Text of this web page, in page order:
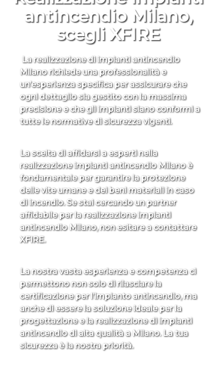
antincendio Milano,
scegli XFIRE
La realizzazione di impianti antincendio
Milano richiede una professionalità e
un’esperienza specifica per assicurare che
ogni dettaglio sia gestito con la massima
precisione e che gli impianti siano conformi a
tutte le normative di sicurezza vigenti.
La scelta di affidarsi a esperti nella
realizzazione impianti antincendio Milano è
fondamentale per garantire la protezione
delle vite umane e dei beni materiali in caso
di incendio. Se stai cercando un partner
affidabile per la realizzazione impianti
antincendio Milano, non esitare a contattare
XFIRE.
La nostra vasta esperienza e competenza ci
permettono non solo di rilasciare la
certificazione per l’impianto antincendio, ma
anche di essere la soluzione ideale per la
progettazione e la realizzazione di impianti
antincendio di alta qualità a Milano. La tua
sicurezza è la nostra priorità.